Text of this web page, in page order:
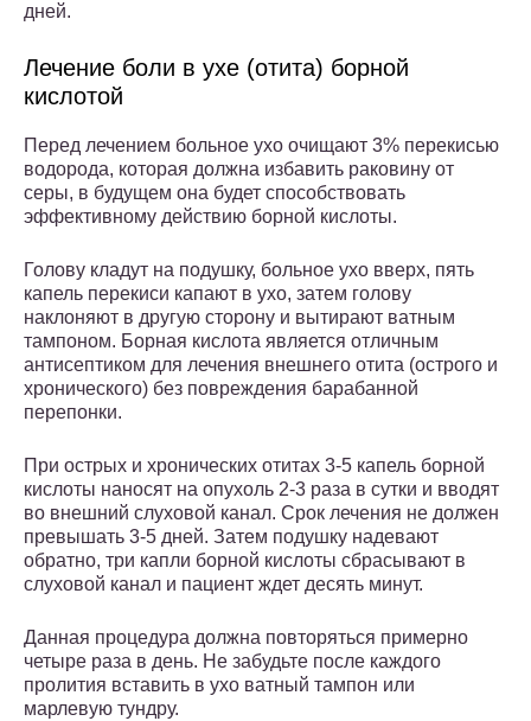
дней.
Лечение боли в ухе (отита) борной
кислотой
Перед лечением больное ухо очищают 3% перекисью
водорода, которая должна избавить раковину от
серы, в будущем она будет способствовать
эффективному действию борной кислоты.
Голову кладут на подушку, больное ухо вверх, пять
капель перекиси капают в ухо, затем голову
наклоняют в другую сторону и вытирают ватным
тампоном. Борная кислота является отличным
антисептиком для лечения внешнего отита (острого и
хронического) без повреждения барабанной
перепонки.
При острых и хронических отитах 3-5 капель борной
кислоты наносят на опухоль 2-3 раза в сутки и вводят
во внешний слуховой канал. Срок лечения не должен
превышать 3-5 дней. Затем подушку надевают
обратно, три капли борной кислоты сбрасывают в
слуховой канал и пациент ждет десять минут.
Данная процедура должна повторяться примерно
четыре раза в день. Не забудьте после каждого
пролития вставить в ухо ватный тампон или
марлевую тундру.